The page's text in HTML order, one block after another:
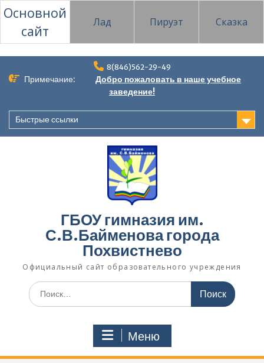
Основной
сайт
Лад Пируэт Сказка
содержимому
8(846)562-29-49
Примечание:
Добро пожаловать в наше учебное
заведение!
Быстрые ссылки
ГБОУ гимназия им.
С.В.Байменова города
Похвистнево
Официальный сайт образовательного учреждения
Поиск
по:
Меню